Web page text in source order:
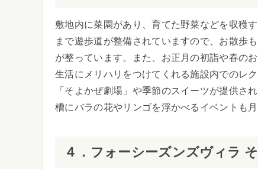
敷地内に菜園があり、育てた野菜などを収穫
まで遊歩道が整備されていますので、お散歩
が整っています。また、お正月の初詣や春の
生活にメリハリをつけてくれる施設内でのレ
「そよかぜ劇場」や季節のスイーツが提供さ
槽にバラの花やリンゴを浮かべるイベントも
４．フォーシーズンズヴィラ